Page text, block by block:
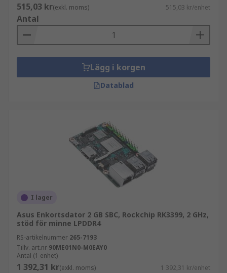
515,03 kr(exkl. moms) 515,03 kr/enhet
Antal
Lägg i korgen
Datablad
I lager
Asus Enkortsdator 2 GB SBC, Rockchip RK3399, 2 GHz,
stöd för minne LPDDR4
RS-artikelnummer 265-7193
Tillv. art.nr 90ME01N0-M0EAY0
Antal (1 enhet)
1 392,31 kr(exkl. moms) 1 392,31 kr/enhet